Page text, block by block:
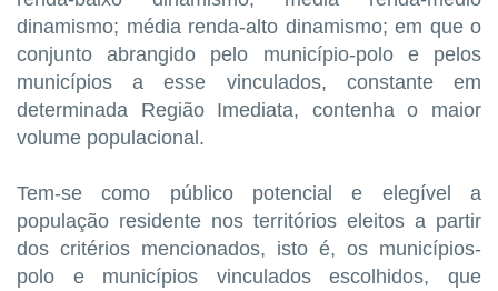
dinamismo; média renda-alto dinamismo; em que o
conjunto abrangido pelo município-polo e pelos
municípios a esse vinculados, constante em
determinada Região Imediata, contenha o maior
volume populacional.
Tem-se como público potencial e elegível a
população residente nos territórios eleitos a partir
dos critérios mencionados, isto é, os municípios-
polo e municípios vinculados escolhidos, que